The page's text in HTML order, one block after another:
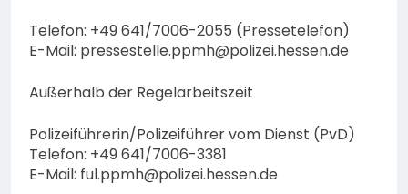
Telefon: +49 641/7006-2055 (Pressetelefon)
E-Mail: pressestelle.ppmh@polizei.hessen.de
Außerhalb der Regelarbeitszeit
Polizeiführerin/Polizeiführer vom Dienst (PvD)
Telefon: +49 641/7006-3381
E-Mail: ful.ppmh@polizei.hessen.de